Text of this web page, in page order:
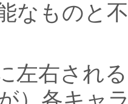
なものと
左右され